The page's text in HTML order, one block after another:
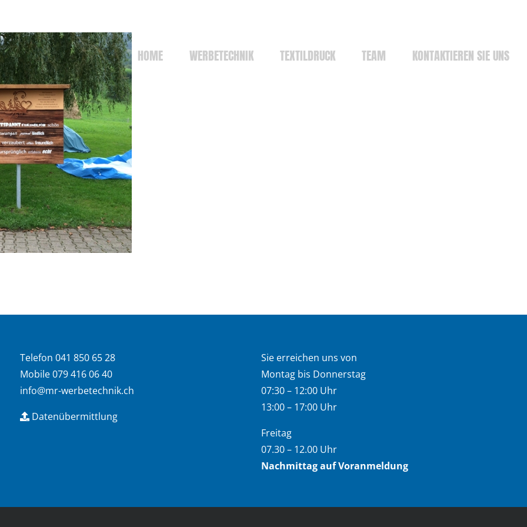
HOME WERBETECHNIK TEXTILDRUCK TEAM KONTAKTIEREN SIE UNS
Telefon 041 850 65 28
Mobile 079 416 06 40
info@mr-werbetechnik.ch
Datenübermittlung
Sie erreichen uns von
Montag bis Donnerstag
07:30 – 12:00 Uhr
13:00 – 17:00 Uhr
Freitag
07.30 – 12.00 Uhr
Nachmittag auf Voranmeldung